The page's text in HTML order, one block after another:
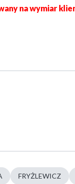
na wymiar
FRYŻLEWICZ